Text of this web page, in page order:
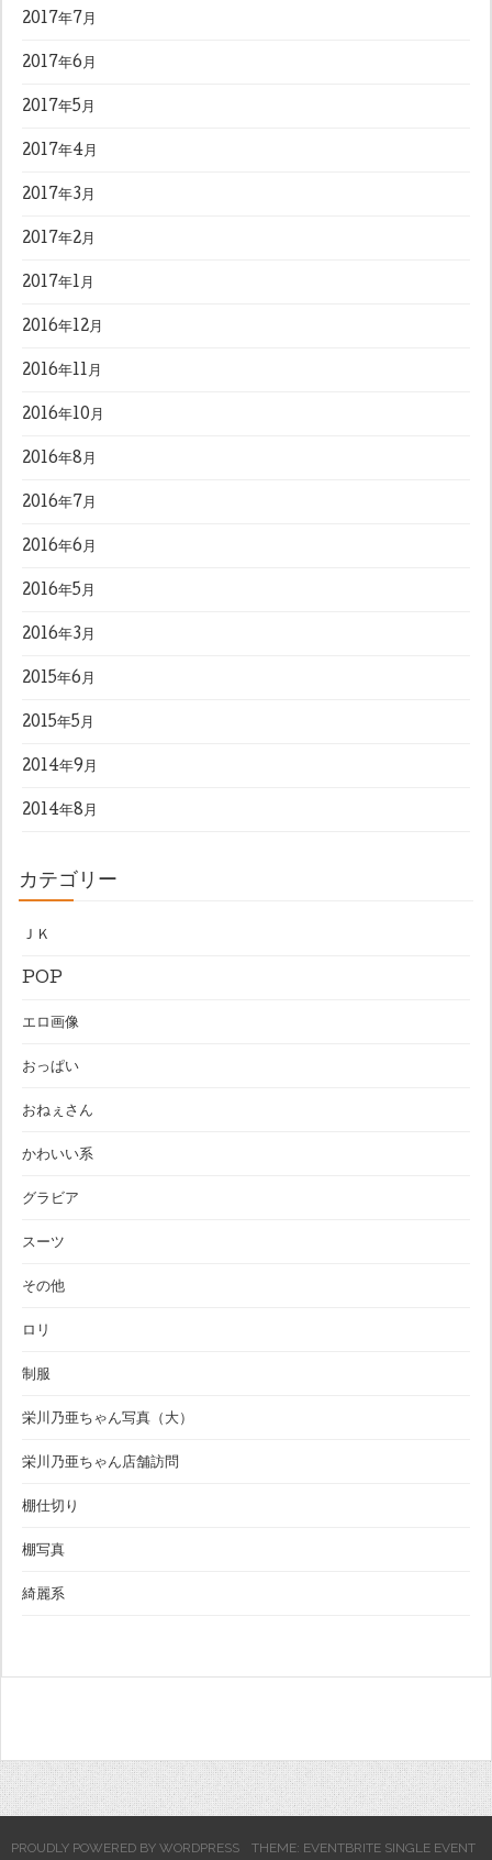
2017年7月
2017年6月
2017年5月
2017年4月
2017年3月
2017年2月
2017年1月
2016年12月
2016年11月
2016年10月
2016年8月
2016年7月
2016年6月
2016年5月
2016年3月
2015年6月
2015年5月
2014年9月
2014年8月
カテゴリー
ＪＫ
POP
エロ画像
おっぱい
おねぇさん
かわいい系
グラビア
スーツ
その他
ロリ
制服
栄川乃亜ちゃん写真（大）
栄川乃亜ちゃん店舗訪問
棚仕切り
棚写真
綺麗系
PROUDLY POWERED BY WORDPRESS THEME: EVENTBRITE SINGLE EVENT